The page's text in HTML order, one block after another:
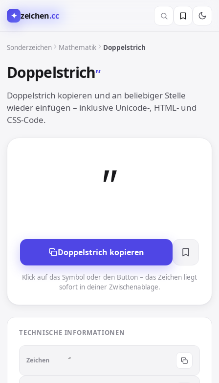
✦ zeichen.cc
Sonderzeichen Mathematik Doppelstrich
Doppelstrich″︎
Doppelstrich kopieren und an beliebiger Stelle
wieder einfügen – inklusive Unicode-, HTML- und
CSS-Code.
∑︎ Mathematik
″︎
Doppelstrich kopieren
Klick auf das Symbol oder den Button – das Zeichen liegt
sofort in deiner Zwischenablage.
TECHNISCHE INFORMATIONEN
Zeichen ″︎